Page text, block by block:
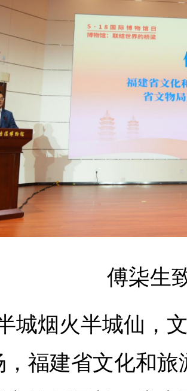
傅柒生
城烟火半城仙，
，福建省文化和